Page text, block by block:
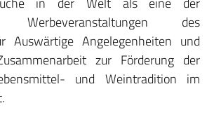
Werbeveranstaltungen des
Auswärtige Angelegenheiten und
zur Förderung der
und Weintradition im